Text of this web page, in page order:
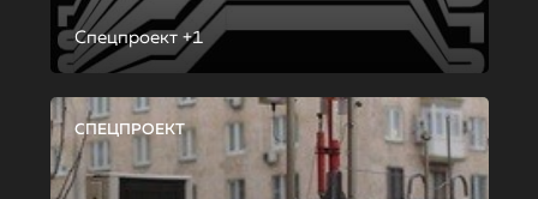
Спецпроект +1
СПЕЦПРОЕКТ